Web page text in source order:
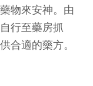
物來安神。由
行至藥房抓
合適的藥方。